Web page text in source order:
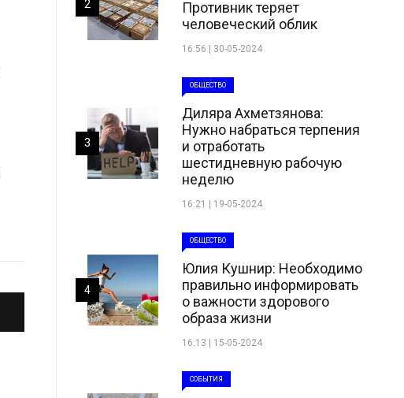
Противник теряет
человеческий облик
16:56 | 30-05-2024
2
ОБЩЕСТВО
Диляра Ахметзянова:
Нужно набраться терпения
и отработать
шестидневную рабочую
неделю
16:21 | 19-05-2024
3
ОБЩЕСТВО
Юлия Кушнир: Необходимо
правильно информировать
о важности здорового
образа жизни
16:13 | 15-05-2024
4
СОБЫТИЯ